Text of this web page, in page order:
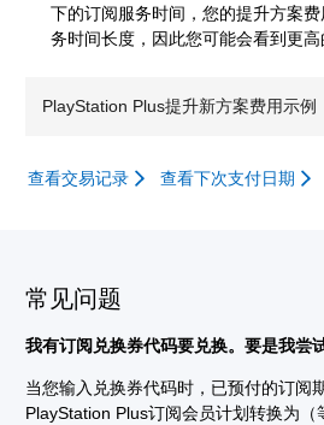
下的订阅服务时间，您的提升方案
务时间长度，因此您可能会看到更高
PlayStation Plus提升新方案费用示例
查看交易记录 查看下次支付日期
常见问题
我有订阅兑换券代码要兑换。要是我尝
当您输入兑换券代码时，已预付的订阅
PlayStation Plus订阅会员计划转换为